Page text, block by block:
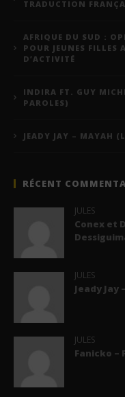
TRADUCTION
AFRIQUE DU SUD :
POUR JEUNES FILLES
D’ACTIVITÉ
INDIRA FT. GUY
PAROLES)
JEADY JAY – MAYAH
RÉCENT
JULES
Conex et
JULES
Jeady Jay
JULES
Fanicko –